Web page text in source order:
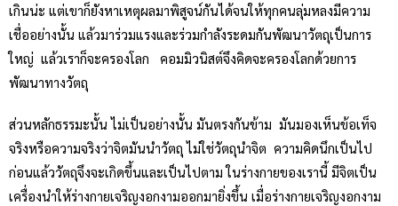
เกินน่ะ แต่เขาก็ยังหาเหตุผลมาพิสูจน์กันได้จนให้ทุกคนลุ่มหลงมีความ
เชื่ออย่างนั้น แล้วมาร่วมแรงและร่วมกำลังระดมกันพัฒนาวัตถุเป็นการ
ใหญ่ แล้วเราก็จะครองโลก คอมมิวนิสต์จึงคิดจะครองโลกด้วยการ
พัฒนาทางวัตถุ
ส่วนหลักธรรมะนั้น ไม่เป็นอย่างนั้น มันตรงกันข้าม มันมองเห็นข้อเท็จ
จริงหรือความจริงว่าจิตมันนำวัตถุ ไม่ใช่วัตถุนำจิต ความคิดนึกเป็นไป
ก่อนแล้ววัตถุจึงจะเกิดขึ้นและเป็นไปตาม ในร่างกายของเรานี้ มีจิตเป็น
เครื่องนำให้ร่างกายเจริญงอกงามออกมายิ่งขึ้น เมื่อร่างกายเจริญงอกงาม